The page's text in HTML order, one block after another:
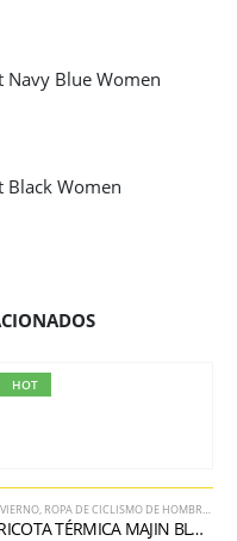
Navy Blue Women
Black Women
HOT
, ROPA DE CICLISMO DE HOMBRE ,
TRICOTA TÉRMICA MAJIN BLUE THERMAL JERSEY